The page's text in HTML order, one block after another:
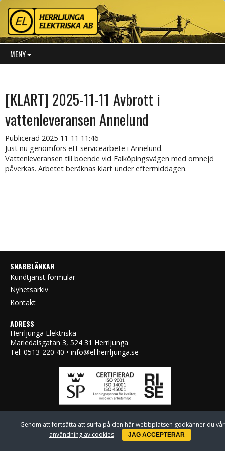
MENY
[KLART] 2025-11-11 Avbrott i
vattenleveransen Annelund
Publicerad 2025-11-11 11:46
Just nu genomförs ett servicearbete i Annelund.
Vattenleveransen till boende vid Falköpingsvägen med omnejd
påverkas. Arbetet beräknas klart under eftermiddagen.
SNABBLÄNKAR
Kundtjänst formulär
Nyhetsarkiv
Kontakt
ADRESS
Herrljunga Elektriska
Mariedalsgatan 3, 524 31 Herrljunga
Tel: 0513-220 40 • info@el.herrljunga.se
Genom att fortsätta att surfa på den här webbplatsen godkänner du vår
användning av cookies. JAG ACCEPTERAR